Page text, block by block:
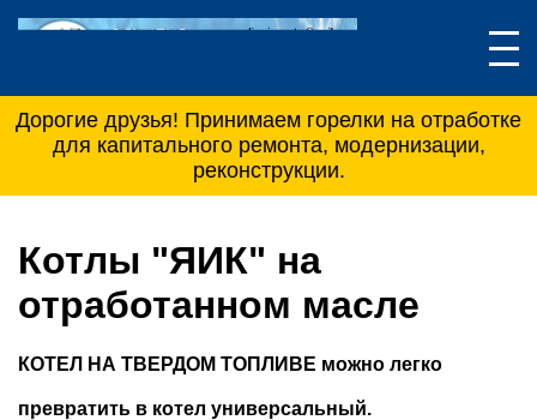
Дорогие друзья! Принимаем горелки на отработке
для капитального ремонта, модернизации,
реконструкции.
Котлы "ЯИК" на
отработанном масле
КОТЕЛ НА ТВЕРДОМ ТОПЛИВЕ можно легко
превратить в котел универсальный.